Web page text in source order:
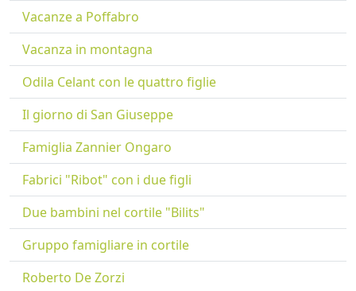
Vacanze a Poffabro
Vacanza in montagna
Odila Celant con le quattro figlie
Il giorno di San Giuseppe
Famiglia Zannier Ongaro
Fabrici "Ribot" con i due figli
Due bambini nel cortile "Bilits"
Gruppo famigliare in cortile
Roberto De Zorzi